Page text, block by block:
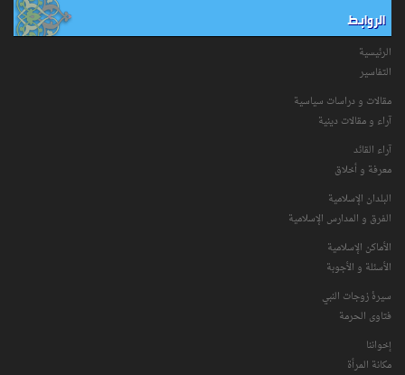
الروابط
الرئيسية
التفاسیر
مقالات و دراسات سياسية
آراء و مقالات دينية
آراء القائد
معرفة و أخلاق
البلدان الإسلامية
الفرق و المدارس الإسلامية
الأماكن الإسلامية
الأسئلة و الأجوبة
سیرۀ زوجات النبي
فتاوی الحرمة
إخواننا
مكانة‌ المرأة